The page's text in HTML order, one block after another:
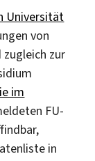
Universität
von
zur
im
FU-
in